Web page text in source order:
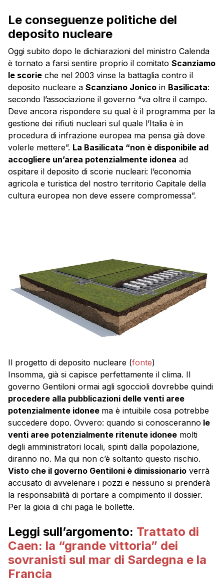
Le conseguenze politiche del
deposito nucleare
Oggi subito dopo le dichiarazioni del ministro Calenda
è tornato a farsi sentire proprio il comitato Scanziamo
le scorie che nel 2003 vinse la battaglia contro il
deposito nucleare a Scanziano Jonico in Basilicata:
secondo l’associazione il governo “va oltre il campo.
Deve ancora rispondere su qual è il programma per la
gestione dei rifiuti nucleari sul quale l’Italia è in
procedura di infrazione europea ma pensa già dove
volerle mettere”. La Basilicata “non è disponibile ad
accogliere un’area potenzialmente idonea ad
ospitare il deposito di scorie nucleari: l’economia
agricola e turistica del nostro territorio Capitale della
cultura europea non deve essere compromessa”.
Il progetto di deposito nucleare (fonte)
Insomma, già si capisce perfettamente il clima. Il
governo Gentiloni ormai agli sgoccioli dovrebbe quindi
procedere alla pubblicazioni delle venti aree
potenzialmente idonee ma è intuibile cosa potrebbe
succedere dopo. Ovvero: quando si conosceranno le
venti aree potenzialmente ritenute idonee molti
degli amministratori locali, spinti dalla popolazione,
diranno no. Ma qui non c’è soltanto questo rischio.
Visto che il governo Gentiloni è dimissionario verrà
accusato di avvelenare i pozzi e nessuno si prenderà
la responsabilità di portare a compimento il dossier.
Per la gioia di chi paga le bollette.
Leggi sull’argomento: Trattato di
Caen: la “grande vittoria” dei
sovranisti sul mar di Sardegna e la
Francia